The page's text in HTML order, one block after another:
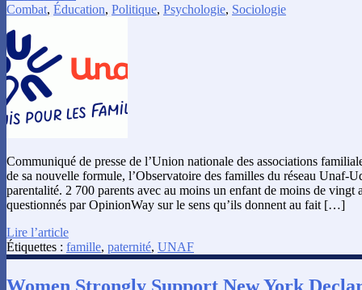
Combat, Éducation, Politique, Psychologie, Sociologie
Communiqué de presse de l’Union nationale des associations
de sa nouvelle formule, l’Observatoire des familles du réseau Unaf-
parentalité. 2 700 parents avec au moins un enfant de moins de vingt
questionnés par OpinionWay sur le sens qu’ils donnent au fait […]
Lire l’article
Étiquettes : famille, paternité, UNAF